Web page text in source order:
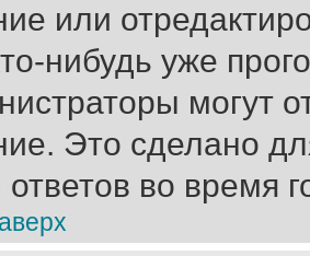
или
нибудь уже
могут
Это сделано
во время